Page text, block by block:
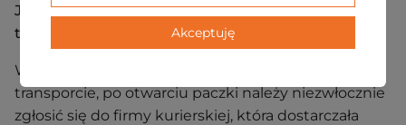
Jeśli produkt został uszkodzony podczas
transportu:
W przypadku stwierdzenia uszkodzenia w
transporcie, po otwarciu paczki należy niezwłocznie
zgłosić się do firmy kurierskiej, która dostarczała
Akceptuję